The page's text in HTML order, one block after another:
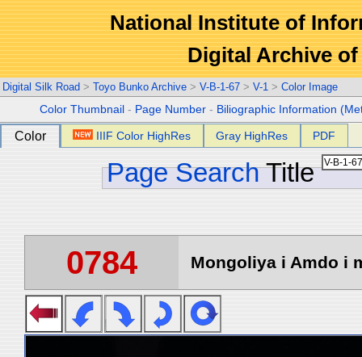
National Institute of
Digital Archive
Digital Silk Road > Toyo Bunko Archive > V-B-1-67 > V-1 > Color Image
Color Thumbnail - Page Number - Biliographic Information
Color IIIF Color HighRes Gray HighRes PDF
Page Search Title
0784 Mongoliya i Amdo i